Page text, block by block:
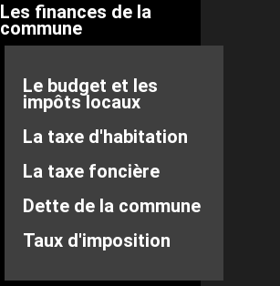
Les finances de la
commune
Le budget et les
impôts locaux
La taxe d'habitation
La taxe foncière
Dette de la commune
Taux d'imposition